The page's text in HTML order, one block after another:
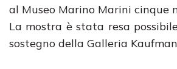
al Museo Marino Marini cinque
La mostra è stata resa
sostegno della Galleria